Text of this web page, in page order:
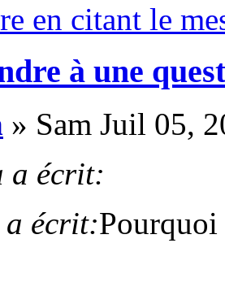
en citant le
à une
» Sam Juil 05,
a écrit:
a écrit: